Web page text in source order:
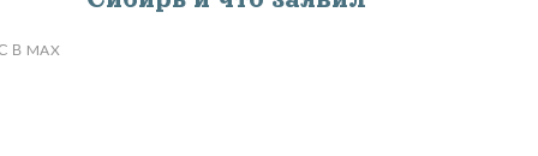
В MAX